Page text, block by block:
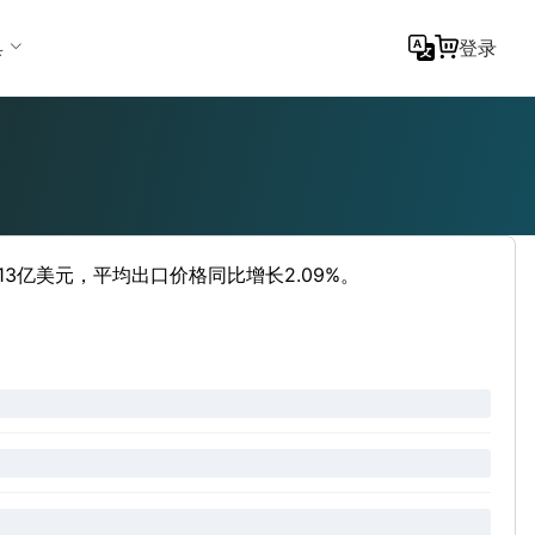
登录
美元，平均出口价格同比增长2.09%。